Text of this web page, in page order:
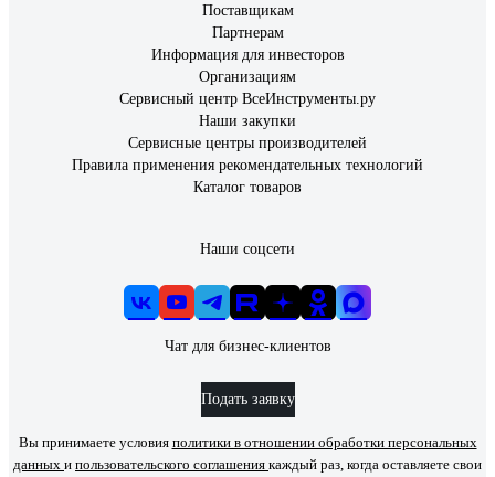
Поставщикам
Партнерам
Информация для инвесторов
Организациям
Сервисный центр ВсеИнструменты.ру
Наши закупки
Сервисные центры производителей
Правила применения рекомендательных технологий
Каталог товаров
Наши соцсети
Чат для бизнес-клиентов
Подать заявку
Вы принимаете условия политики в отношении обработки персональных
данных и пользовательского соглашения каждый раз, когда оставляете свои